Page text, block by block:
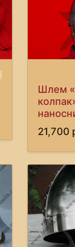
Шлем
21,700